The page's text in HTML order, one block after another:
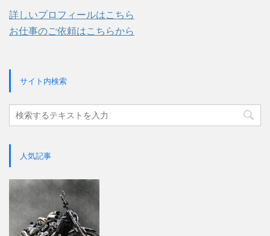
詳しいプロフィールはこちら
お仕事のご依頼はこちらから
サイト内検索
人気記事